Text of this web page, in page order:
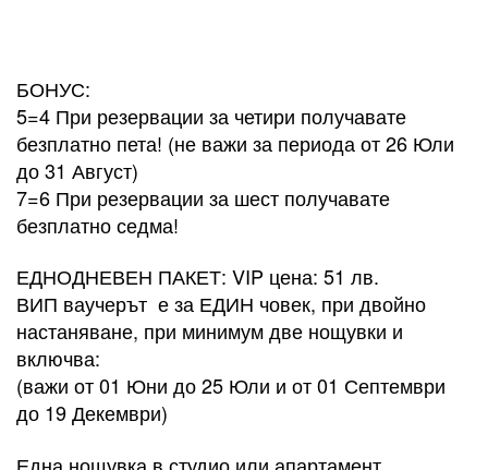
​БОНУС:
5=4 При резервации за четири получавате
безплатно пета! (не важи за периода от 26 Юли
до 31 Август)
7=6 При резервации за шест получавате
безплатно седма!
ЕДНОДНЕВЕН ПАКЕТ: VIP цена: 51 лв.
ВИП ваучерът е за ЕДИН човек, при двойно
настаняване, при минимум две нощувки и
включва:
(важи от 01 Юни до 25 Юли и от 01 Септември
до 19 Декември)